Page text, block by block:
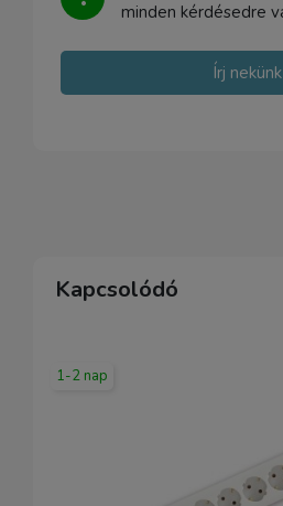
minden kérdésedre
Írj nekünk
Kapcsolódó
1-2 nap